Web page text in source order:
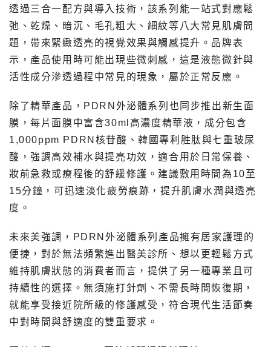
透過三合一配方與導入技術，該系列能一站式對應鬆
弛、乾燥、暗沉、毛孔粗大、細紋等八大常見肌膚問
題，帶來緊緻透亮的視覺效果與觸感提升。品牌表
示，產品使用時可能出現些微刺感，這是液態微針與
活性成分滲透過程中常見的現象，屬於正常反應。
除了精華產品，PDRN外泌體系列也同步推出新生面
膜，每片面膜中富含30ml高濃度精華液，成分包含
1,000ppm PDRN核苷酸、韓國專利胜肽與七重玻尿
酸，強調高效補水與提亮功效，適合用於日常保養、
妝前急救或療程後的舒緩修護。建議敷用時間為10至
15分鐘，可迅速淡化疲勞痕跡，提升肌膚水潤與透亮
度。
未來美強調，PDRN外泌體系列產品擁有居家護理的
便捷，對於無法頻繁進出醫美診所、想以更輕鬆方式
維持肌膚狀態的消費者而言，提供了另一種專業且可
持續性的選擇。無須施打針劑、不需長時間恢復期，
就能享受接近院所級的修護感受，符合現代生活節奏
中對時間與舒適度的雙重要求。